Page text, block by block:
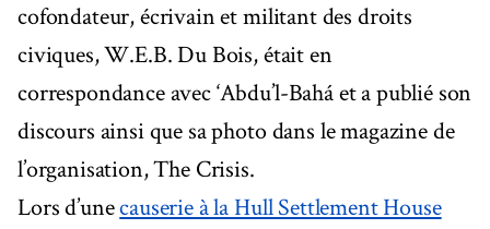
cofondateur, écrivain et militant des droits
civiques, W.E.B. Du Bois, était en
correspondance avec ‘Abdu’l-Bahá et a publié son
discours ainsi que sa photo dans le magazine de
l’organisation, The Crisis.
Lors d’unecauserie à la Hull Settlement House